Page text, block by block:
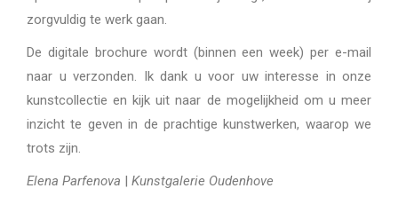
zorgvuldig te werk gaan.
De digitale brochure wordt (binnen een week) per e-mail
naar u verzonden. Ik dank u voor uw interesse in onze
kunstcollectie en kijk uit naar de mogelijkheid om u meer
inzicht te geven in de prachtige kunstwerken, waarop we
trots zijn.
Elena Parfenova | Kunstgalerie Oudenhove